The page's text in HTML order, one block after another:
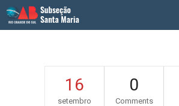
16
setembro
0
Comments